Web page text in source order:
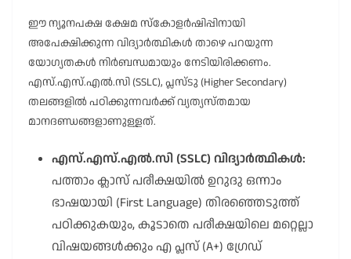
ഈ ന്യൂനപക്ഷ ക്ഷേമ സ്കോളർഷിപ്പിനായി
അപേക്ഷിക്കുന്ന വിദ്യാർത്ഥികൾ താഴെ പറയുന്ന
യോഗ്യതകൾ നിർബന്ധമായും നേടിയിരിക്കണം.
എസ്.എസ്.എൽ.സി (SSLC), പ്ലസ്ടു (Higher Secondary)
തലങ്ങളിൽ പഠിക്കുന്നവർക്ക് വ്യത്യസ്തമായ
മാനദണ്ഡങ്ങളാണുള്ളത്.
എസ്.എസ്.എൽ.സി (SSLC) വിദ്യാർത്ഥികൾ:
പത്താം ക്ലാസ് പരീക്ഷയിൽ ഉറുദു ഒന്നാം
ഭാഷയായി (First Language) തിരഞ്ഞെടുത്ത്
പഠിക്കുകയും, കൂടാതെ പരീക്ഷയിലെ മറ്റെല്ലാ
വിഷയങ്ങൾക്കും എ പ്ലസ് (A+) ഗ്രേഡ്